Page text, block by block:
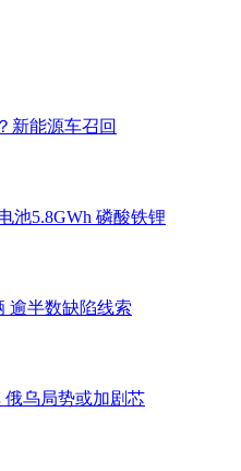
新能源车召回
池5.8GWh 磷酸铁锂
逾半数缺陷线索
俄乌局势或加剧芯